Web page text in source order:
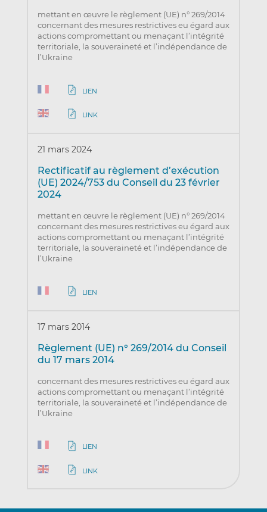
mettant en œuvre le règlement (UE) n° 269/2014
concernant des mesures restrictives eu égard aux
actions compromettant ou menaçant l’intégrité
territoriale, la souveraineté et l’indépendance de
l’Ukraine
LIEN
LINK
21 mars 2024
Rectificatif au règlement d’exécution
(UE) 2024/753 du Conseil du 23 février
2024
mettant en œuvre le règlement (UE) n° 269/2014
concernant des mesures restrictives eu égard aux
actions compromettant ou menaçant l’intégrité
territoriale, la souveraineté et l’indépendance de
l’Ukraine
LIEN
17 mars 2014
Règlement (UE) n° 269/2014 du Conseil
du 17 mars 2014
concernant des mesures restrictives eu égard aux
actions compromettant ou menaçant l’intégrité
territoriale, la souveraineté et l’indépendance de
l’Ukraine
LIEN
LINK